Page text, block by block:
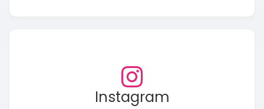
Instagram